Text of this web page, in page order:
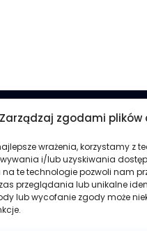
Zarządzaj zgodami plików
wrażenia, korzystamy z
i/lub uzyskiwania
te technologie pozwoli nam
przeglądania lub unikalne
lub wycofanie zgody może